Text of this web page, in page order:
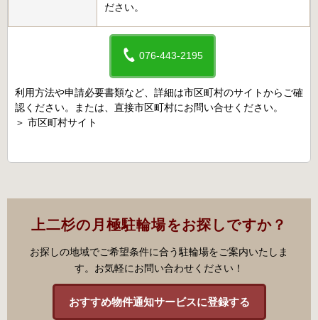
ださい。
076-443-2195
利用方法や申請必要書類など、詳細は市区町村のサイトからご確
認ください。または、直接市区町村にお問い合せください。
＞ 市区町村サイト
上二杉の月極駐輪場をお探しですか？
お探しの地域でご希望条件に合う駐輪場をご案内いたしま
す。お気軽にお問い合わせください！
おすすめ物件通知サービスに登録する